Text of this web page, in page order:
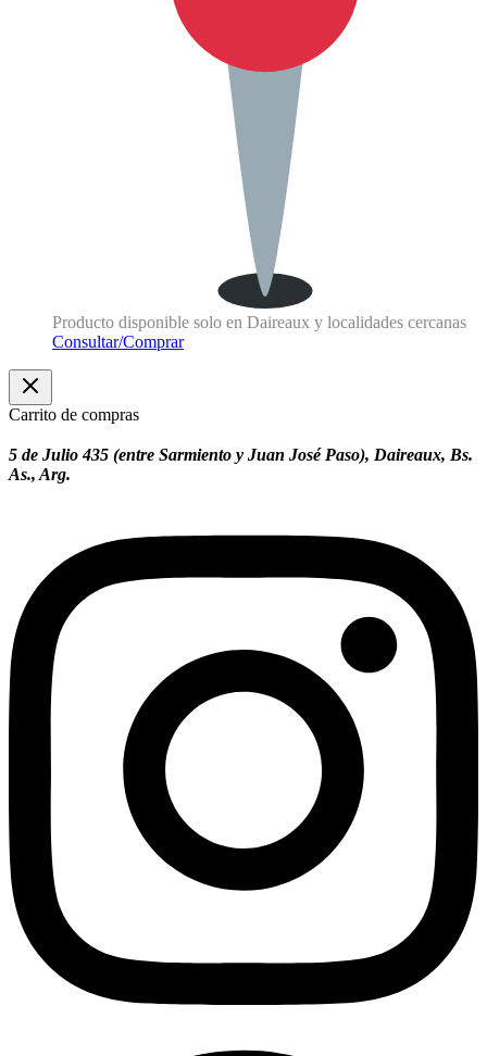
Producto disponible solo en Daireaux y localidades cercanas
Consultar/Comprar
Carrito de compras
5 de Julio 435 (entre Sarmiento y Juan José Paso), Daireaux, Bs.
As., Arg.